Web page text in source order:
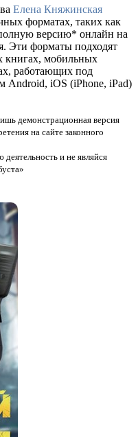
Елена Княжинская
форматах, таких как
версию* онлайн на
Эти форматы подходят
книгах, мобильных
работающих под
Android, iOS (iPhone, iPad)
демонстрационная версия
на сайте законного
и не являйся